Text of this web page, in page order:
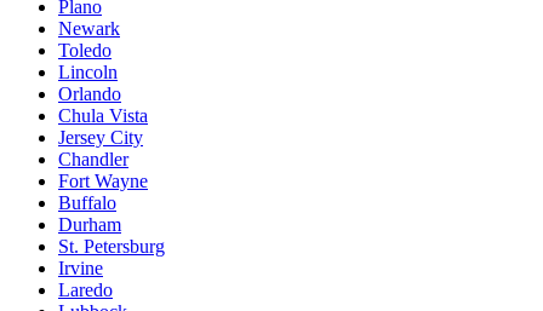
Plano
Newark
Toledo
Lincoln
Orlando
Chula Vista
Jersey City
Chandler
Fort Wayne
Buffalo
Durham
St. Petersburg
Irvine
Laredo